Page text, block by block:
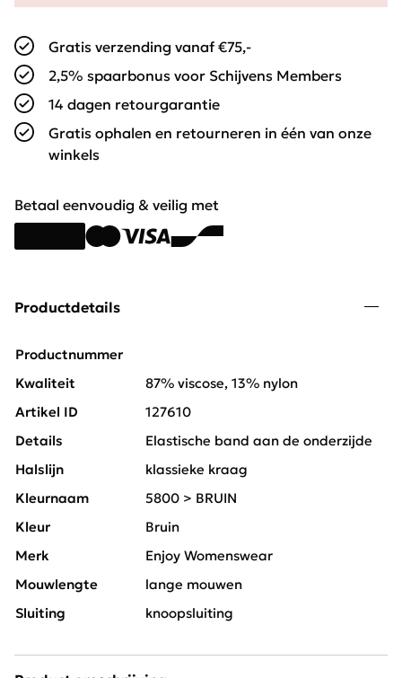
Gratis verzending vanaf €75,-
2,5% spaarbonus voor Schijvens Members
14 dagen retourgarantie
Gratis ophalen en retourneren in één van onze
winkels
Betaal eenvoudig & veilig met
Productdetails
Productnummer
Kwaliteit
87% viscose, 13% nylon
Artikel ID
127610
Details
Elastische band aan de onderzijde
Halslijn
klassieke kraag
Kleurnaam
5800 > BRUIN
Kleur
Bruin
Merk
Enjoy Womenswear
Mouwlengte
lange mouwen
Sluiting
knoopsluiting